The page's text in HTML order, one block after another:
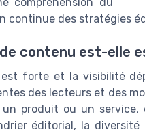
continue des stratégies
contenu est-elle
forte et la visibilité
des lecteurs et des
produit ou un
éditorial, la